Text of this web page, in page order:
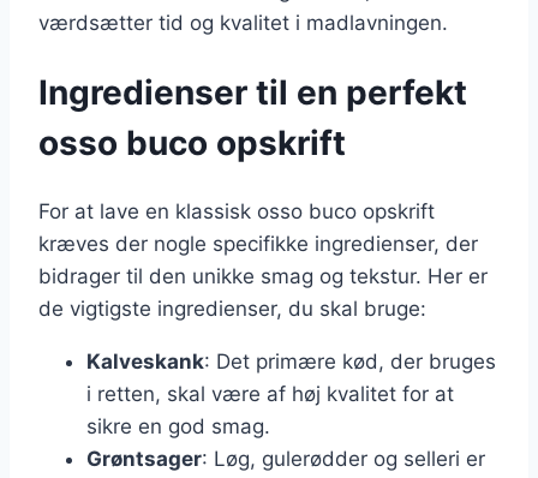
værdsætter tid og kvalitet i madlavningen.
Ingredienser til en perfekt
osso buco opskrift
For at lave en klassisk osso buco opskrift
kræves der nogle specifikke ingredienser, der
bidrager til den unikke smag og tekstur. Her er
de vigtigste ingredienser, du skal bruge:
Kalveskank: Det primære kød, der bruges
i retten, skal være af høj kvalitet for at
sikre en god smag.
Grøntsager: Løg, gulerødder og selleri er